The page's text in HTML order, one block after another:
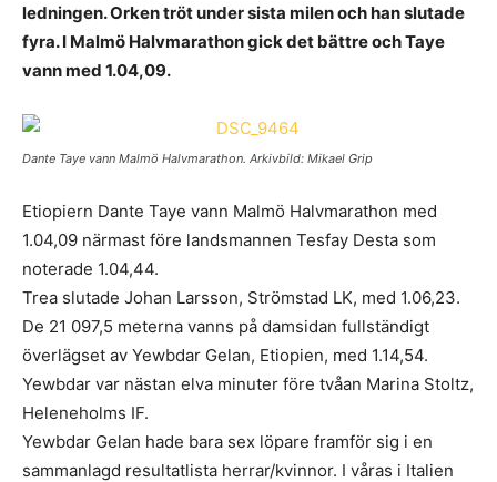
ledningen. Orken tröt under sista milen och han slutade
fyra. I Malmö Halvmarathon gick det bättre och Taye
vann med 1.04,09.
Dante Taye vann Malmö Halvmarathon. Arkivbild: Mikael Grip
Etiopiern Dante Taye vann Malmö Halvmarathon med
1.04,09 närmast före landsmannen Tesfay Desta som
noterade 1.04,44.
Trea slutade Johan Larsson, Strömstad LK, med 1.06,23.
De 21 097,5 meterna vanns på damsidan fullständigt
överlägset av Yewbdar Gelan, Etiopien, med 1.14,54.
Yewbdar var nästan elva minuter före tvåan Marina Stoltz,
Heleneholms IF.
Yewbdar Gelan hade bara sex löpare framför sig i en
sammanlagd resultatlista herrar/kvinnor. I våras i Italien